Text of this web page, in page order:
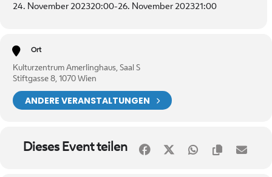
24. November 202320:00-26. November 202321:00
Ort
Kulturzentrum Amerlinghaus, Saal S
Stiftgasse 8, 1070 Wien
ANDERE VERANSTALTUNGEN
Dieses Event teilen